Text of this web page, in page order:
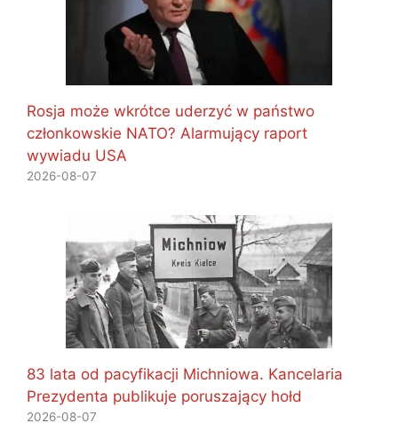
Rosja może wkrótce uderzyć w państwo
członkowskie NATO? Alarmujący raport
wywiadu USA
2026-08-07
83 lata od pacyfikacji Michniowa. Kancelaria
Prezydenta publikuje poruszający hołd
2026-08-07